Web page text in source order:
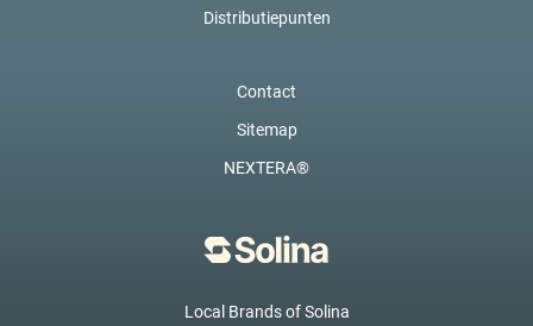
Distributiepunten
Contact
Sitemap
NEXTERA®
Local Brands of Solina